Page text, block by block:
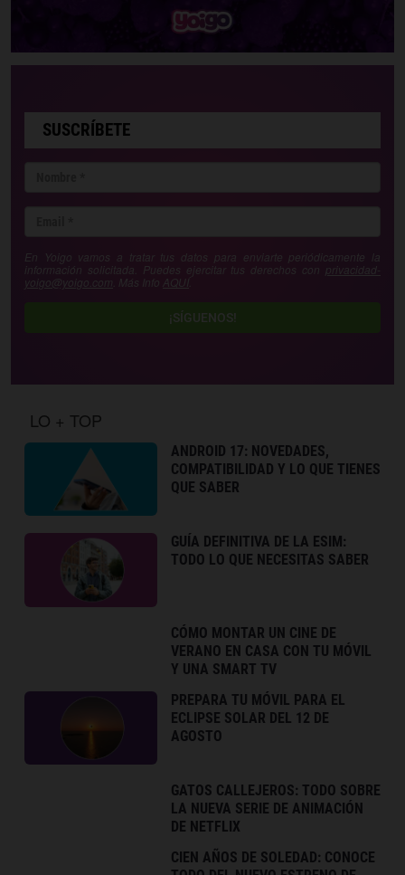
SUSCRÍBETE
En Yoigo vamos a tratar tus datos para enviarte periódicamente la
información solicitada. Puedes ejercitar tus derechos con privacidad-
yoigo@yoigo.com . Más Info AQUÍ
¡SÍGUENOS!
LO + TOP
ANDROID 17: NOVEDADES,
COMPATIBILIDAD Y LO QUE TIENES
QUE SABER
GUÍA DEFINITIVA DE LA ESIM:
TODO LO QUE NECESITAS SABER
CÓMO MONTAR UN CINE DE
VERANO EN CASA CON TU MÓVIL
Y UNA SMART TV
PREPARA TU MÓVIL PARA EL
ECLIPSE SOLAR DEL 12 DE
AGOSTO
GATOS CALLEJEROS: TODO SOBRE
LA NUEVA SERIE DE ANIMACIÓN
DE NETFLIX
CIEN AÑOS DE SOLEDAD: CONOCE